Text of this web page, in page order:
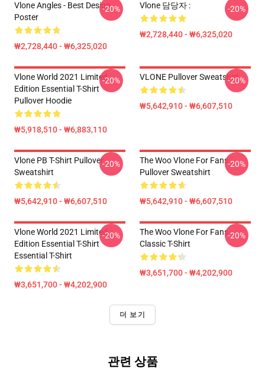
Vlone Angles - Best Design
Poster
₩2,728,440 - ₩6,325,020
-20% Vlone 담당자 :
₩2,728,440 - ₩6,325,020
-20%
Vlone World 2021 Limited
Edition Essential T-Shirt
Pullover Hoodie
₩5,918,510 - ₩6,883,110
-20% VLONE Pullover Sweatshirt
₩5,642,910 - ₩6,607,510
-20%
Vlone PB T-Shirt Pullover
Sweatshirt
₩5,642,910 - ₩6,607,510
-20%
The Woo Vlone For Fans
Pullover Sweatshirt
₩5,642,910 - ₩6,607,510
-20%
Vlone World 2021 Limited
Edition Essential T-Shirt
Essential T-Shirt
₩3,651,700 - ₩4,202,900
-20%
The Woo Vlone For Fans
Classic T-Shirt
₩3,651,700 - ₩4,202,900
-20%
더 보기
관련 상품